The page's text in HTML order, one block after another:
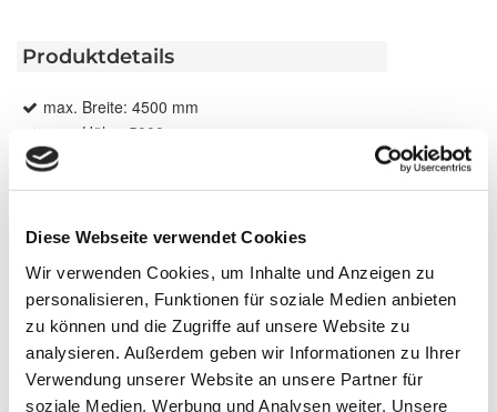
Diese Webseite verwendet Cookies
Wir verwenden Cookies, um Inhalte und Anzeigen zu
personalisieren, Funktionen für soziale Medien anbieten
zu können und die Zugriffe auf unsere Website zu
analysieren. Außerdem geben wir Informationen zu Ihrer
Verwendung unserer Website an unsere Partner für
soziale Medien, Werbung und Analysen weiter. Unsere
Produktdetails
max. Breite: 4500 mm
max. Höhe: 5000 mm
max. Fläche: 12,50 m²
Führungsschiene
Türen, Bildschirmarbeitsplätze
Montage: An Wand und Decken sowie über
Klemmträger